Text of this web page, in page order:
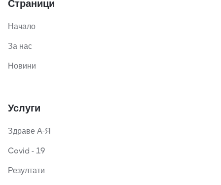
Страници
Начало
За нас
Новини
Услуги
Здраве А-Я
Covid - 19
Резултати